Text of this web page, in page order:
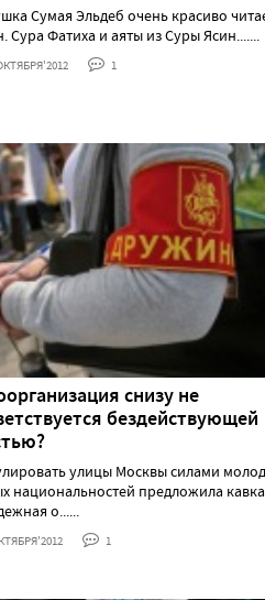
Сумая Эльдеб очень красиво
Сура Фатиха и аяты из Суры Ясин.......
1
снизу не
бездействующей
улицы Москвы силами
национальностей предложила
о......
1